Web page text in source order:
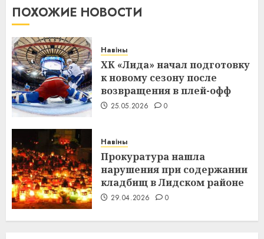
ПОХОЖИЕ НОВОСТИ
Навіны
ХК «Лида» начал подготовку
к новому сезону после
возвращения в плей-офф
25.05.2026 0
Навіны
Прокуратура нашла
нарушения при содержании
кладбищ в Лидском районе
29.04.2026 0